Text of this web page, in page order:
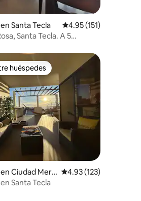
5, 248 reseñas
Santa Tecla Calificación promedio:
4.95 (151)
Santa Tecla. A 5
de 5, 177 reseñas
huéspedes
huéspedes
Ciudad Merli
Calificación promedio:
4.93 (123)
Santa Tecla